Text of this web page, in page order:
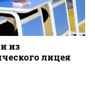
из
лицея